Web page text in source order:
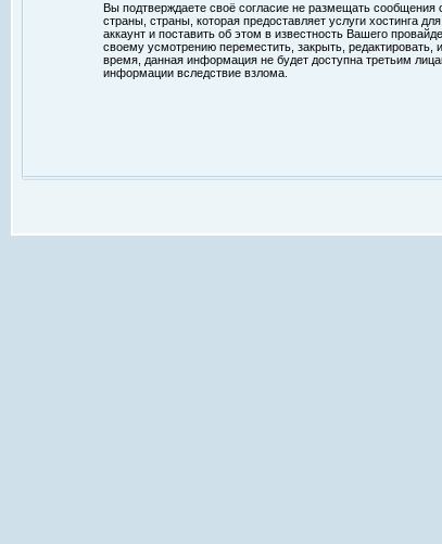
Вы подтверждаете своё согласие не размещать сообщения
страны, страны, которая предоставляет услуги хостинга
аккаунт и поставить об этом в известность Вашего
своему усмотрению переместить, закрыть,
время, данная информация не будет доступна третьим
информации вследствие взлома.